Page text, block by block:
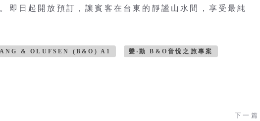
日起開放預訂，讓賓客在台東的靜謐山水間，享受最純
& OLUFSEN (B&O) A1 聲‧動 B&O音悅之旅專案
下一篇